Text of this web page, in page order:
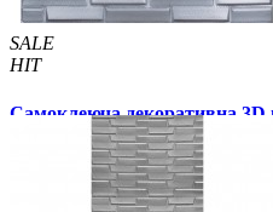
SALE
HIT
Самоклеюча декоративна 3D
700x770x8мм
170 грн./шт